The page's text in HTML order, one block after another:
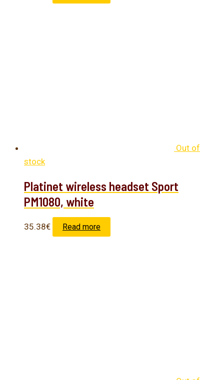
Out of
stock
Platinet wireless headset Sport
PM1080, white
35.38€ Read more